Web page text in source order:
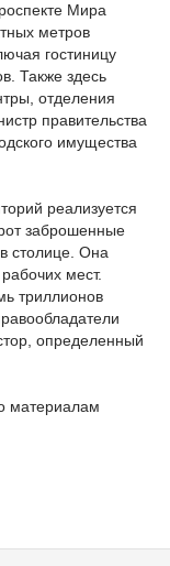
Мира
метров
гостиницу
Также здесь
отделения
правительства
имущества
реализуется
заброшенные
столице. Она
мест.
триллионов
определенный
материалам